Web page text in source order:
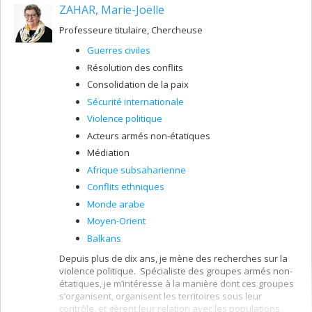
droit islamiques à l’époque contemporaine, notamment
dans les discours nationaliste et islamiste.
Corollairement, je m’attache à l’évolution institutionnelle
al-Zaytuna, al-Qarawiyyin, du XVIII
nationalisation dans les années soixante du XX
ZAHAR, Marie-Joëlle
Professeure titulaire, Chercheuse
Guerres civiles
Résolution des conflits
Consolidation de la paix
Sécurité internationale
Violence politique
Acteurs armés non-étatiques
Médiation
Afrique subsaharienne
Conflits ethniques
Monde arabe
Moyen-Orient
Balkans
Depuis plus de dix ans, je mène des recherches sur la
violence politique. Spécialiste des groupes armés non-
étatiques, je m’intéresse à la manière dont ces groupes
s’organisent, organisent les territoires sous leur
contrôle, et gèrent leur relation avec les populations